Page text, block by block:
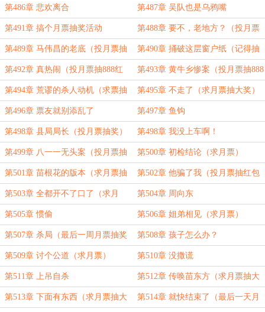
第486章 悲欢离合 第487章 吴队也是乌鸦嘴
第491章 搞个月票抽奖活动 第488章 要不，老地方？（投月票
可抽奖）
第489章 马伟昌的老底（投月票抽
大奖）
第490章 捅破这层窗户纸（记得抽
奖哦）
第492章 真热闹（投月票抽888红
包）
第493章 黄牛乡惨案（投月票抽888
红包）
第494章 荒谬的杀人动机（求票抽
奖）
第495章 不走了（求月票抽大奖）
第496章 票友就别添乱了 第497章 鱼钩
第498章 县局局长（投月票抽奖） 第498章 我没上车啊！
第499章 八一一无头案（投月票抽
大奖）
第500章 初检结论（求月票）
第501章 苗根花的版本（求月票抽
888红包）
第502章 他骗了我（投月票抽红包
啦）
第503章 全都开不了口了（求月
票）
第504章 周向东
第505章 惯偷 第506章 姐弟相见（求月票）
第507章 杀局（最后一周月票抽奖
了）
第508章 孩子怎么办？
第509章 讨个公道（求月票） 第510章 没撒谎
第511章 上吊自杀 第512章 传唤苗东方（求月票抽大
奖）
第513章 下面有东西（求月票抽大 第514章 就快结束了（最后一天月